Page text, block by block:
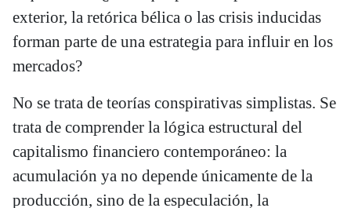
exterior, la retórica bélica o las crisis inducidas
forman parte de una estrategia para influir en los
mercados?
No se trata de teorías conspirativas simplistas. Se
trata de comprender la lógica estructural del
capitalismo financiero contemporáneo: la
acumulación ya no depende únicamente de la
producción, sino de la especulación, la